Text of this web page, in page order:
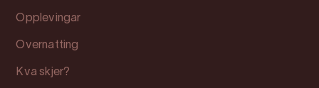
Opplevingar
Overnatting
Kva skjer?